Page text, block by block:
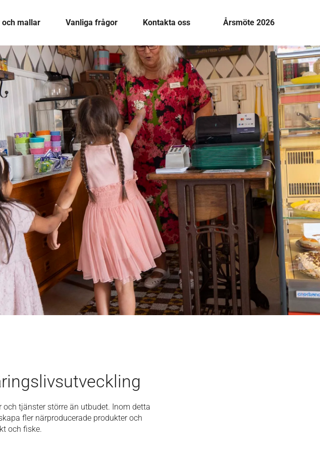
och mallar Vanliga frågor Kontakta oss Årsmöte 2026
tjänster större än utbudet. Inom detta
fler närproducerade produkter och
och fiske.